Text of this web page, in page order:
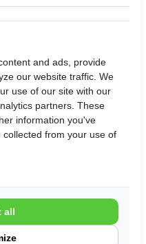
is uitgerust, heeft u
Afsluitend worden nog
veraangenamen.
de leeslampjes en
>luifel
wagenpark van zeer
ervaring kunnen wij u
voor uw gebruik het
and ads, provide
our website traffic. We
use of our site with our
partners. These
information you've
from your use of
all